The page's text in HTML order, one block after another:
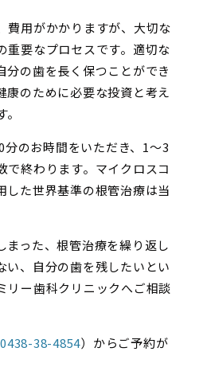
費用がかかりますが、大切な
重要なプロセスです。適切な
分の歯を長く保つことができ
康のために必要な投資と考え
のお時間をいただき、1〜3
で終わります。マイクロスコ
した世界基準の根管治療は当
まった、根管治療を繰り返し
い、自分の歯を残したいとい
リー歯科クリニックへご相談
0438-38-4854）からご予約が